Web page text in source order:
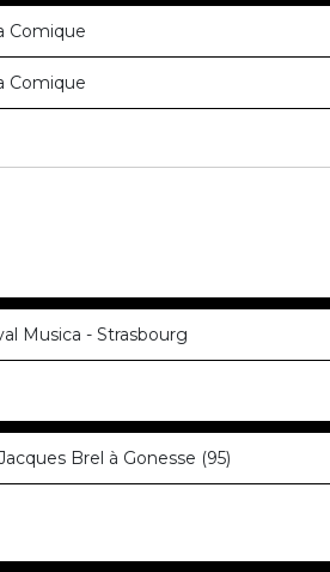
Comique
Comique
Musica - Strasbourg
Brel à Gonesse (95)